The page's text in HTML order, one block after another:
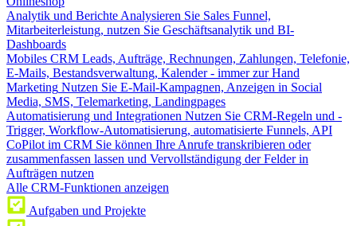
Analytik und Berichte Analysieren Sie Sales Funnel,
Mitarbeiterleistung, nutzen Sie Geschäftsanalytik und BI-
Dashboards
Mobiles CRM Leads, Aufträge, Rechnungen, Zahlungen, Telefonie,
E-Mails, Bestandsverwaltung, Kalender - immer zur Hand
Marketing Nutzen Sie E-Mail-Kampagnen, Anzeigen in Social
Media, SMS, Telemarketing, Landingpages
Automatisierung und Integrationen Nutzen Sie CRM-Regeln und -
Trigger, Workflow-Automatisierung, automatisierte Funnels, API
CoPilot im CRM Sie können Ihre Anrufe transkribieren oder
zusammenfassen lassen und Vervollständigung der Felder in
Aufträgen nutzen
Alle CRM-Funktionen anzeigen
Aufgaben und Projekte